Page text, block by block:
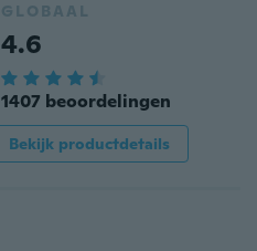
GLOBAAL
4.6
1407 beoordelingen
Bekijk productdetails